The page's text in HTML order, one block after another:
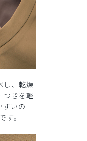
し、乾燥
つきを軽
すいの
す。